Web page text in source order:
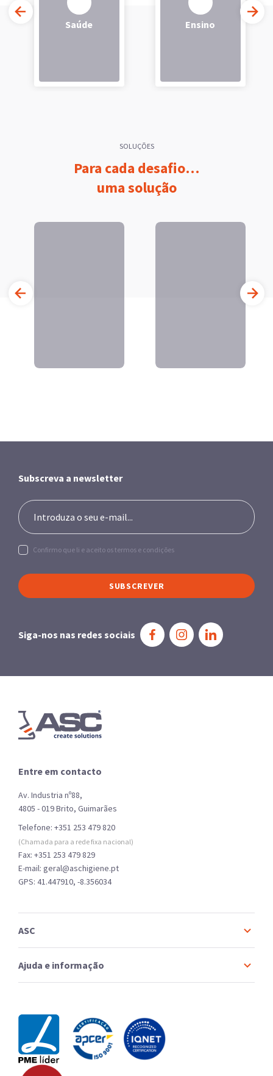
Saúde Ensino
SOLUÇÕES
Para cada desafio…
uma solução
Subscreva a newsletter
Confirmo que li e aceito os termos e condições
SUBSCREVER
Siga-nos nas redes sociais
Entre em contacto
Av. Industria nº88,
4805 - 019 Brito, Guimarães
Telefone: +351 253 479 820
(Chamada para a rede fixa nacional)
Fax: +351 253 479 829
E-mail: geral@aschigiene.pt
GPS: 41.447910, -8.356034
ASC
Ajuda e informação